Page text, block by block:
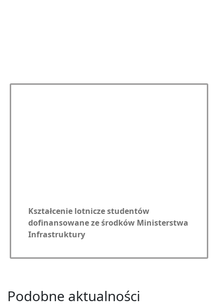
Kształcenie lotnicze studentów
dofinansowane ze środków Ministerstwa
Infrastruktury
Podobne aktualności